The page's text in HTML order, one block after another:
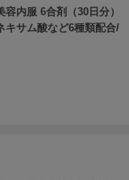
容内服 6合剤（30日分）
キサム酸など6種類配合/